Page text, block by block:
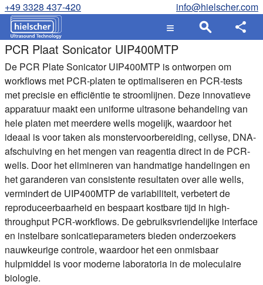
+49 3328 437-420 info@hielscher.com
PCR Plaat Sonicator UIP400MTP
De PCR Plate Sonicator UIP400MTP is ontworpen om
workflows met PCR-platen te optimaliseren en PCR-tests
met precisie en efficiëntie te stroomlijnen. Deze innovatieve
apparatuur maakt een uniforme ultrasone behandeling van
hele platen met meerdere wells mogelijk, waardoor het
ideaal is voor taken als monstervoorbereiding, cellyse, DNA-
afschuiving en het mengen van reagentia direct in de PCR-
wells. Door het elimineren van handmatige handelingen en
het garanderen van consistente resultaten over alle wells,
vermindert de UIP400MTP de variabiliteit, verbetert de
reproduceerbaarheid en bespaart kostbare tijd in high-
throughput PCR-workflows. De gebruiksvriendelijke interface
en instelbare sonicatieparameters bieden onderzoekers
nauwkeurige controle, waardoor het een onmisbaar
hulpmiddel is voor moderne laboratoria in de moleculaire
biologie.